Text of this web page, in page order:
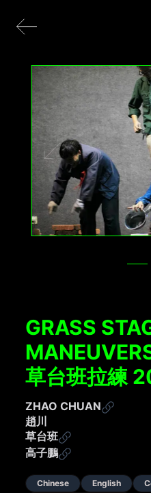
GRASS
草台班拉練
ZHAO CHUAN
趙川
草台班
高子鵬
Chinese English